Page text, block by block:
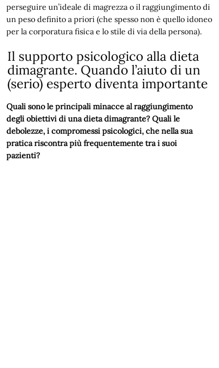
perseguire un’ideale di magrezza o il raggiungimento di
un peso definito a priori (che spesso non è quello idoneo
per la corporatura fisica e lo stile di via della persona).
Il supporto psicologico alla dieta
dimagrante. Quando l’aiuto di un
(serio) esperto diventa importante
Quali sono le principali minacce al raggiungimento
degli obiettivi di una dieta dimagrante? Quali le
debolezze, i compromessi psicologici, che nella sua
pratica riscontra più frequentemente tra i suoi
pazienti?